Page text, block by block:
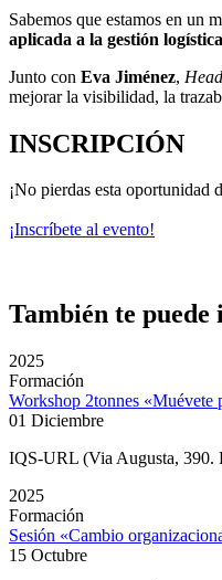
Sabemos que estamos en un
aplicada a la gestión
Junto con Eva Jiménez,
mejorar la visibilidad, la
INSCRIPCIÓN
¡No pierdas esta oportunidad
¡Inscríbete al evento!
También te puede
2025
Formación
Workshop 2tonnes «Muévete
01 Diciembre
IQS-URL (Via Augusta, 390.
2025
Formación
Sesión «Cambio
15 Octubre